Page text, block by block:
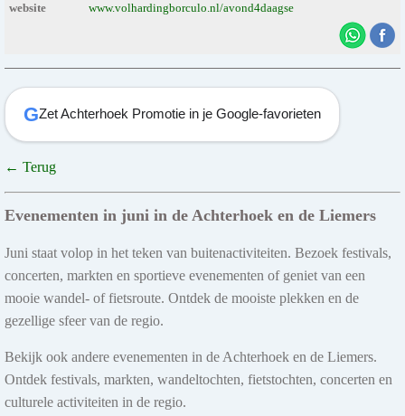
website
www.volhardingborculo.nl/avond4daagse
GZet Achterhoek Promotie in je Google-favorieten
← Terug
Evenementen in juni in de Achterhoek en de Liemers
Juni staat volop in het teken van buitenactiviteiten. Bezoek festivals,
concerten, markten en sportieve evenementen of geniet van een
mooie wandel- of fietsroute. Ontdek de mooiste plekken en de
gezellige sfeer van de regio.
Bekijk ook andere evenementen in de Achterhoek en de Liemers.
Ontdek festivals, markten, wandeltochten, fietstochten, concerten en
culturele activiteiten in de regio.